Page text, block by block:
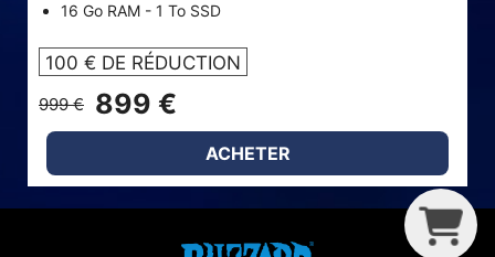
G
C
B
16 Go RAM - 1 To SSD
100 € DE RÉDUCTION
999 € 899 €
ACHETER